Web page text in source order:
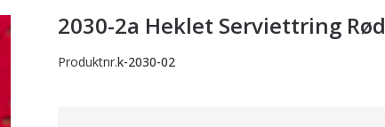
2030-2a Heklet Serviettring Rød
Produktnr.k-2030-02